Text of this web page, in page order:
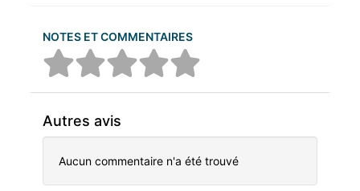
NOTES ET COMMENTAIRES
Autres avis
Aucun commentaire n'a été trouvé